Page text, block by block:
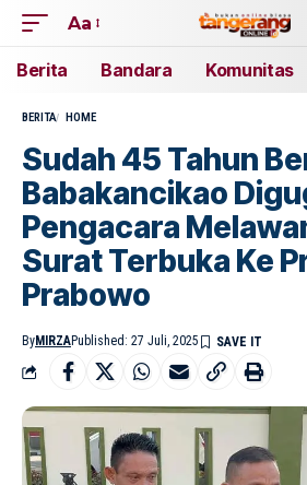
Aa
Berita Bandara Komunitas
BERITA HOME
Sudah 45 Tahun
Babakancikao
Pengacara
Surat Terbuka Ke
Prabowo
ByMIRZAPublished: 27 Juli, 2025